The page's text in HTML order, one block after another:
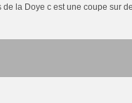
la Doye c est une coupe sur